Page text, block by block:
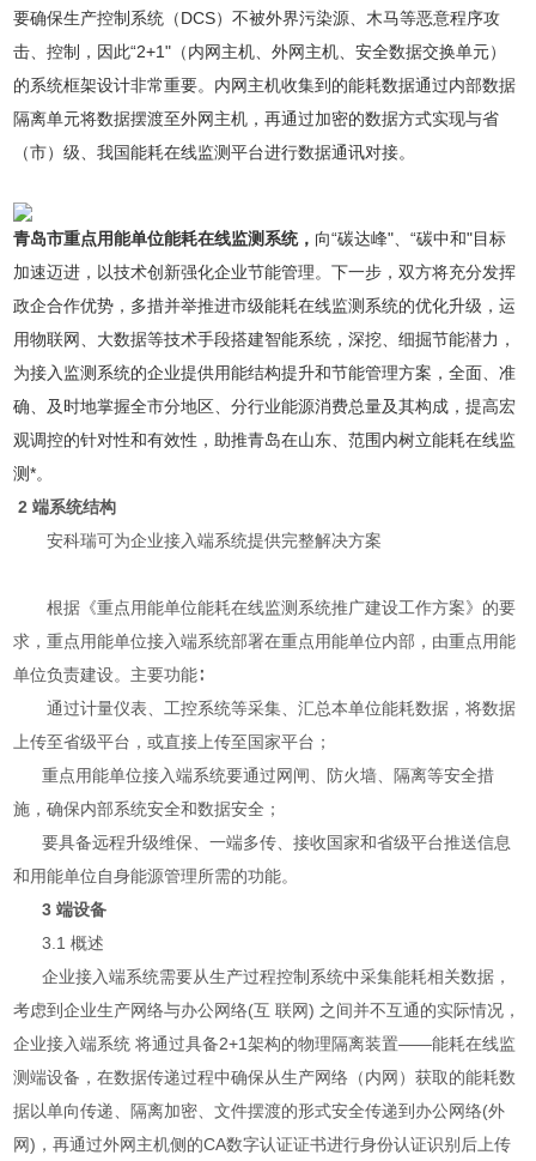
要确保生产控制系统（DCS）不被外界污染源、木马等恶意程序攻
击、控制，因此“2+1"（内网主机、外网主机、安全数据交换单元）
的系统框架设计非常重要。内网主机收集到的能耗数据通过内部数据
隔离单元将数据摆渡至外网主机，再通过加密的数据方式实现与省
（市）级、我国能耗在线监测平台进行数据通讯对接。
青岛市重点用能单位能耗在线监测系统， 向“碳达峰"、“碳中和"目标
加速迈进，以技术创新强化企业节能管理。下一步，双方将充分发挥
政企合作优势，多措并举推进市级能耗在线监测系统的优化升级，运
用物联网、大数据等技术手段搭建智能系统，深挖、细掘节能潜力，
为接入监测系统的企业提供用能结构提升和节能管理方案，全面、准
确、及时地掌握全市分地区、分行业能源消费总量及其构成，提高宏
观调控的针对性和有效性，助推青岛在山东、范围内树立能耗在线监
测*。
2 端系统结构
安科瑞可为企业接入端系统提供完整解决方案
根据《重点用能单位能耗在线监测系统推广建设工作方案》的要
求，重点用能单位接入端系统部署在重点用能单位内部，由重点用能
单位负责建设。主要功能∶
通过计量仪表、工控系统等采集、汇总本单位能耗数据，将数据
上传至省级平台，或直接上传至国家平台；
重点用能单位接入端系统要通过网闸、防火墙、隔离等安全措
施，确保内部系统安全和数据安全；
要具备远程升级维保、一端多传、接收国家和省级平台推送信息
和用能单位自身能源管理所需的功能。
3 端设备
3.1 概述
企业接入端系统需要从生产过程控制系统中采集能耗相关数据，
考虑到企业生产网络与办公网络(互 联网) 之间并不互通的实际情况，
企业接入端系统 将通过具备2+1架构的物理隔离装置——能耗在线监
测端设备，在数据传递过程中确保从生产网络（内网）获取的能耗数
据以单向传递、隔离加密、文件摆渡的形式安全传递到办公网络(外
网)，再通过外网主机侧的CA数字认证证书进行身份认证识别后上传